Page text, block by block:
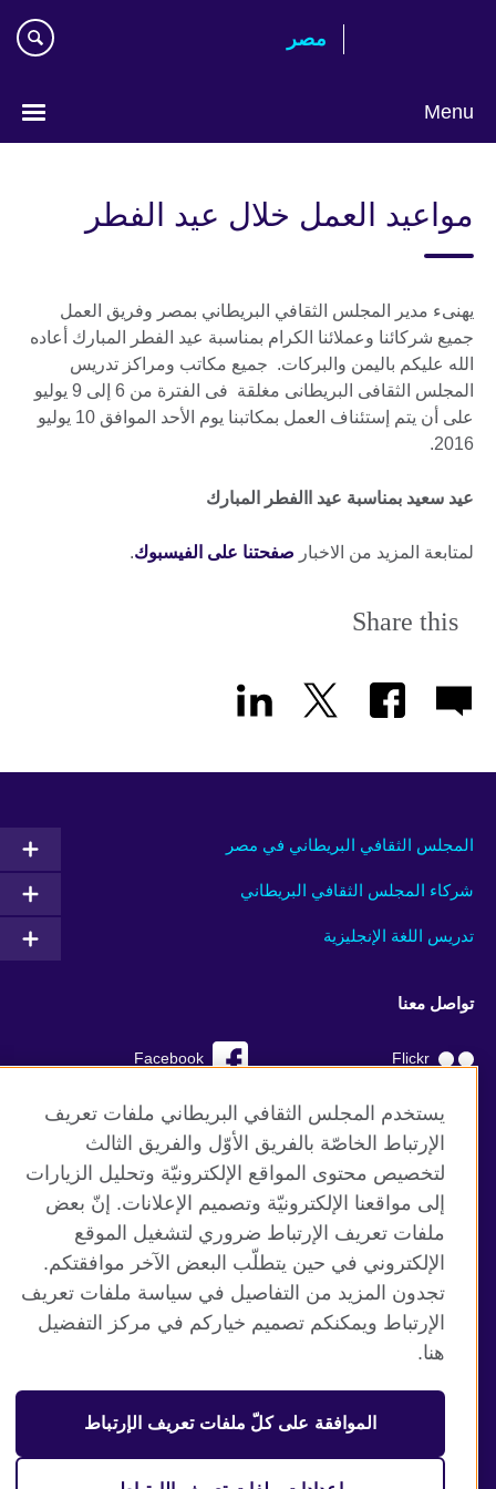
مصر‎
Menu
مواعيد العمل خلال عيد الفطر
يهنىء مدير المجلس الثقافي البريطاني بمصر وفريق العمل
جميع شركائنا وعملائنا الكرام بمناسبة عيد الفطر المبارك أعاده
الله عليكم باليمن والبركات. جميع مكاتب ومراكز تدريس
المجلس الثقافى البريطانى مغلقة فى الفترة من 6 إلى 9 يوليو
على أن يتم إستئناف العمل بمكاتبنا يوم الأحد الموافق 10 يوليو
2016.
عيد سعيد بمناسبة عيد االفطر المبارك
لمتابعة المزيد من الاخبار صفحتنا على الفيسبوك.
Share this
المجلس الثقافي البريطاني في مصر
شركاء المجلس الثقافي البريطاني
تدريس اللغة الإنجليزية
تواصل معنا
Facebook Flickr
YouTube RSS
TikTok
موقع المجلس الثقافي البريطاني العالمي
الخصوصية وشروط الاستخدام
ملفات تعريف الإرتباط
خارطة الموقع
منظمة المملكة المتحدة الدولية للعلاقات الثقافية والفرص
يستخدم المجلس الثقافي البريطاني ملفات تعريف
الإرتباط الخاصّة بالفريق الأوّل والفريق الثالث
لتخصيص محتوى المواقع الإلكترونيّة وتحليل الزيارات
إلى مواقعنا الإلكترونيّة وتصميم الإعلانات. إنّ بعض
ملفات تعريف الإرتباط ضروري لتشغيل الموقع
الإلكتروني في حين يتطلّب البعض الآخر موافقتكم.
تجدون المزيد من التفاصيل في سياسة ملفات تعريف
الإرتباط ويمكنكم تصميم خياركم في مركز التفضيل
هنا.
الموافقة على كلّ ملفات تعريف الإرتباط